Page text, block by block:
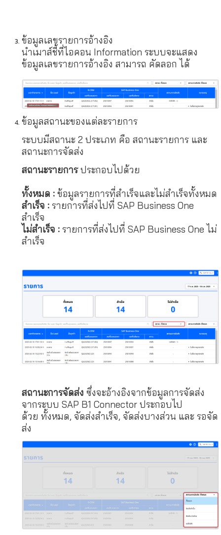
ข้อมูลเลขรายการอ้างอิง
นำเมาส์ชี้ที่ไอคอน Information ระบบจะแสดง
ข้อมูลเลขรายการอ้างอิง สามารถ คัดลอก ได้
ข้อมูลสถานะของแต่ละรายการ
ระบบมีสถานะ 2 ประเภท คือ สถานะรายการ และ
สถานะการจัดส่ง
สถานะรายการประกอบไปด้วย
ทั้งหมด : ข้อมูลรายการที่สำเร็จและไม่สำเร็จทั้งหมด
สำเร็จ : รายการที่ส่งไปที่ SAP Business One
สำเร็จ
ไม่สำเร็จ : รายการที่ส่งไปที่ SAP Business One ไม่
สำเร็จ
สถานะการจัดส่ง ซึ่งจะอ้างอิงจากข้อมูลการจัดส่ง
จากระบบ SAP B1 Connector ประกอบไป
ด้วยทั้งหมด, จัดส่งสำเร็จ, จัดส่งบางส่วน และรอจัด
ส่ง